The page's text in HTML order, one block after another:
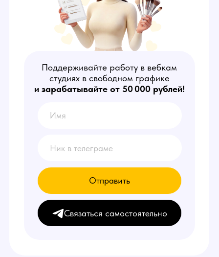
Поддерживайте работу в вебкам
студиях в свободном графике
и зарабатывайте от 50 000 рублей!
Отправить
Связаться самостоятельно
КТО ТАКИЕ
АДМИНИСТРАТОРЫ
ВЕБКАМ СТУДИЙ?